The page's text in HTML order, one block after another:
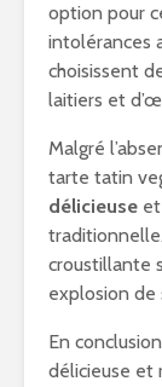
option pour
intolérances
choisissent
laitiers et
Malgré
tarte tatin
délicieuse
croustillante
explosion de
En
délicieuse et